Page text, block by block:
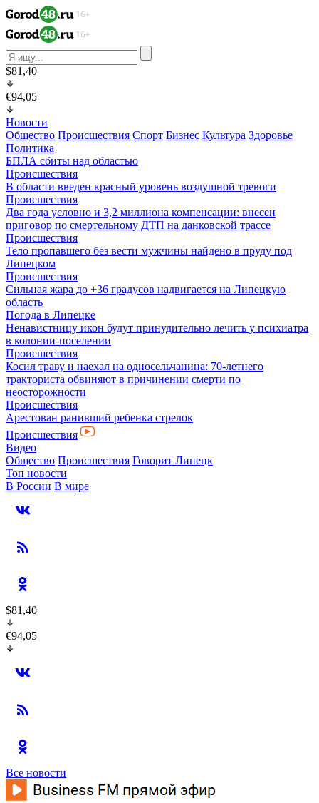
$81,40
€94,05
Новости
Общество Происшествия Спорт Бизнес Культура Здоровье
Политика
БПЛА сбиты над областью
Происшествия
В области введен красный уровень воздушной тревоги
Происшествия
Два года условно и 3,2 миллиона компенсации: внесен
приговор по смертельному ДТП на данковской трассе
Происшествия
Тело пропавшего без вести мужчины найдено в пруду под
Липецком
Происшествия
Сильная жара до +36 градусов надвигается на Липецкую
область
Погода в Липецке
Ненавистницу икон будут принудительно лечить у психиатра
в колонии-поселении
Происшествия
Косил траву и наехал на односельчанина: 70-летнего
тракториста обвиняют в причинении смерти по
неосторожности
Происшествия
Арестован ранивший ребенка стрелок
Происшествия
Видео
Общество Происшествия Говорит Липецк
Топ новости
В России В мире
$81,40
€94,05
Все новости